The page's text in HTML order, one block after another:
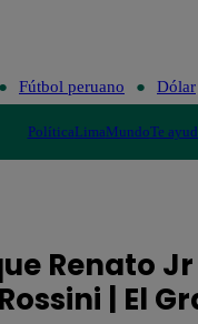
Fútbol peruano Dólar
PolíticaLimaMundoTe
Renato
| El